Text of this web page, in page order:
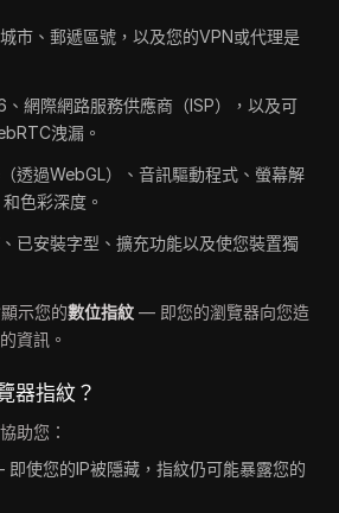
城市、郵遞區號，以及您的VPN或代理是
、網際網路服務供應商（ISP），以及可
洩漏。
透過WebGL）、音訊驅動程式、螢幕解
色彩深度。
、已安裝字型、擴充功能以及使您裝置獨
示您的數位指紋 — 即您的瀏覽器向您造
資訊。
器指紋？
助您：
即使您的IP被隱藏，指紋仍可能暴露您的